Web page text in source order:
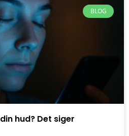
BLOG
hud? Det siger